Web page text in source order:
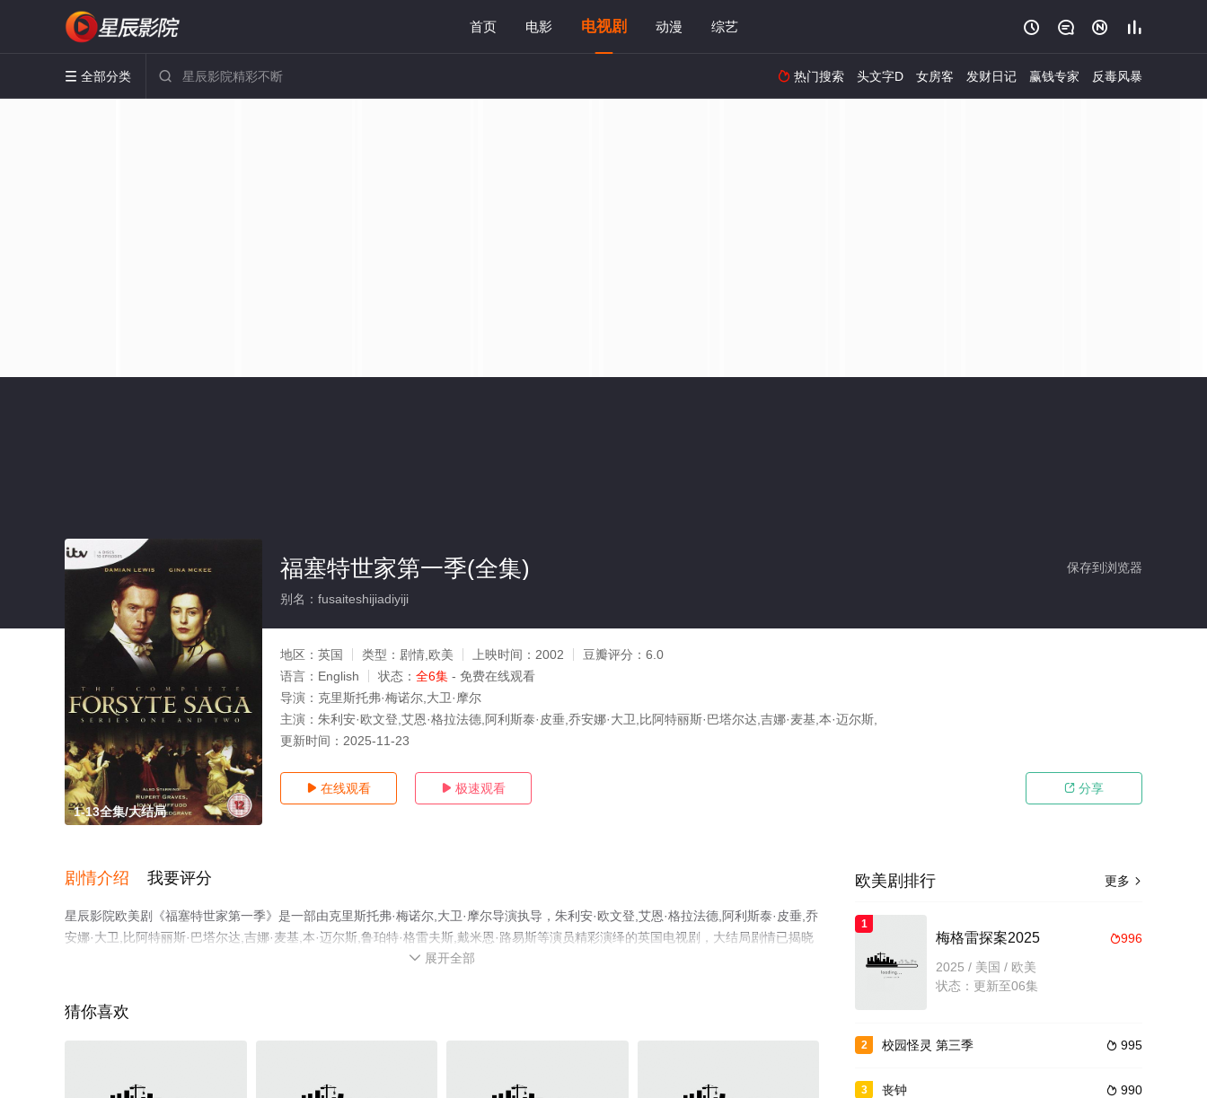
首页 电影 电视剧 动漫 综艺    
 全部分类   热门搜索 头文字D 女房客 发财日记 赢钱专家 反毒风暴
1-13全集/大结局
保存到浏览器
福塞特世家第一季(全集)
别名：fusaiteshijiadiyiji
地区： 英国 类型： 剧情,欧美 上映时间： 2002 豆瓣评分： 6.0
语言： English 状态： 全6集 - 免费在线观看
导演： 克里斯托弗·梅诺尔,大卫·摩尔
主演： 朱利安·欧文登,艾恩·格拉法德,阿利斯泰·皮垂,乔安娜·大卫,比阿特丽斯·巴塔尔达,吉娜·麦基,本·迈尔斯,
更新时间： 2025-11-23
 在线观看  极速观看  分享
剧情介绍 我要评分
星辰影院欧美剧《福塞特世家第一季》是一部由克里斯托弗·梅诺尔,大卫·摩尔导演执导，朱利安·欧文登,艾恩·格拉法德,阿利斯泰·皮垂,乔
安娜·大卫,比阿特丽斯·巴塔尔达,吉娜·麦基,本·迈尔斯,鲁珀特·格雷夫斯,戴米恩·路易斯等演员精彩演绎的英国电视剧，大结局剧情已揭晓
（1-13全集），手机免费观看高清无删减完整版电视剧全集就上星辰影视，更多相关信息可移步至豆瓣电视剧、电视猫或剧情网等平台
 展开全部
猜你喜欢
更多 
欧美剧排行
1
996
梅格雷探案2025
2025 / 美国 / 欧美
状态：更新至06集
2  995
校园怪灵 第三季
3  990
丧钟